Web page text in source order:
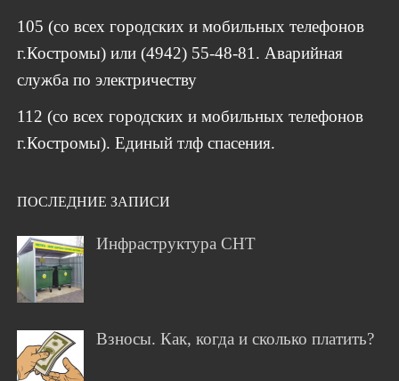
105 (со всех городских и мобильных телефонов
г.Костромы) или (4942) 55-48-81. Аварийная
служба по электричеству
112 (со всех городских и мобильных телефонов
г.Костромы). Единый тлф спасения.
ПОСЛЕДНИЕ ЗАПИСИ
Инфраструктура СНТ
Взносы. Как, когда и сколько платить?